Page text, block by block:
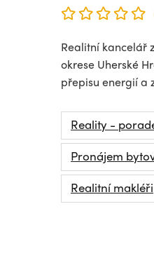
Realitní kancelář
okrese Uherské
přepisu energií a
Reality -
Pronájem
Realitní makléři